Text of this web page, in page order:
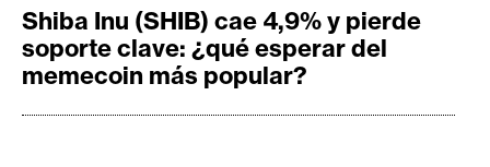
Shiba Inu (SHIB) cae 4,9% y pierde
soporte clave: ¿qué esperar del
memecoin más popular?